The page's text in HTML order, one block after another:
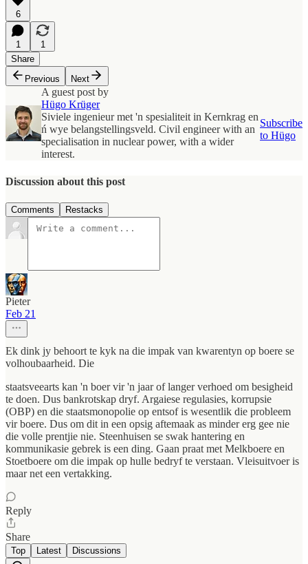
6
1
1
Share
Previous
Next
A guest post by
Hügo Krüger
Siviele ingenieur met 'n spesialiteit in Kernkrag en
ń wye belangstellingsveld. Civil engineer with an
specialisation in nuclear power, with a wider
interest.
Subscribe
to Hügo
Discussion about this post
Comments Restacks
Pieter
Feb 21
Ek dink jy behoort te kyk na die impak van kwarentyn op boere se
volhoubaarheid. Die
staatsveearts kan 'n boer vir 'n jaar of langer verhoed om besigheid
te doen. Dus bankrotskap dryf. Argaiese regulasies, korrupsie
(OBP) en die staatsmonopolie op entsof is wesentlik die probleem
vir boere. Dus om dit in een opsig aftemaak as minder erg gee nie
die volle prentjie nie. Steenhuisen se swak hantering en
kommunikasie gebrek is een ding. Gaan praat met Melkboere en
Stoetboere om die impak op hulle bedryf te verstaan. Vleisuitvoer is
maar net een vertakking.
Reply
Share
Top Latest Discussions